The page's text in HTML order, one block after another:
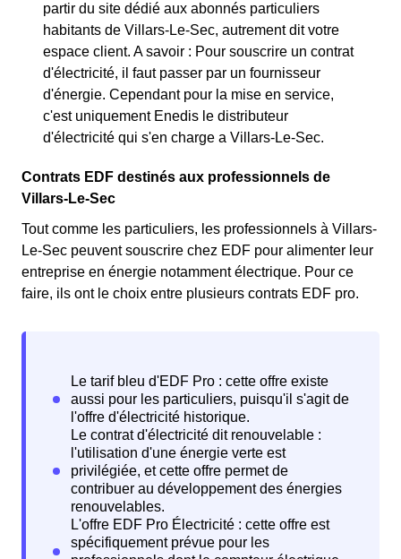
partir du site dédié aux abonnés particuliers
habitants de Villars-Le-Sec, autrement dit votre
espace client. A savoir : Pour souscrire un contrat
d'électricité, il faut passer par un fournisseur
d'énergie. Cependant pour la mise en service,
c'est uniquement Enedis le distributeur
d'électricité qui s'en charge a Villars-Le-Sec.
Contrats EDF destinés aux professionnels de
Villars-Le-Sec
Tout comme les particuliers, les professionnels à Villars-
Le-Sec peuvent souscrire chez EDF pour alimenter leur
entreprise en énergie notamment électrique. Pour ce
faire, ils ont le choix entre plusieurs contrats EDF pro.